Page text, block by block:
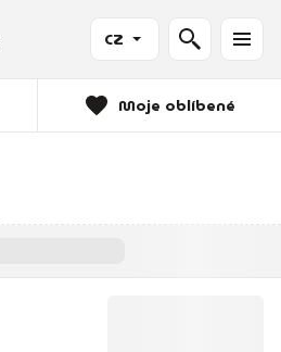
CZ
Moje oblíbené